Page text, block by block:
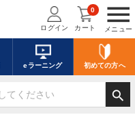
menu
メニュー
ログイン カート
0
eラーニング 初めての方へ
search